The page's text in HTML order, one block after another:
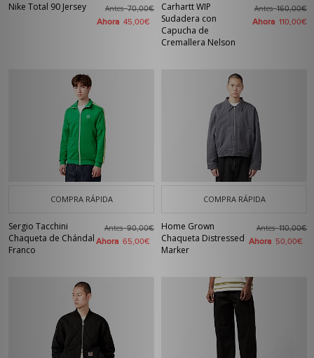
Nike Total 90 Jersey Antes70,00€
Ahora 45,00€
Carhartt WIP
Sudadera con
Capucha de
Cremallera Nelson
Antes160,00€
Ahora 110,00€
COMPRA RÁPIDA
Sergio Tacchini
Chaqueta de Chándal
Franco
Antes90,00€
Ahora 65,00€
COMPRA RÁPIDA
Home Grown
Chaqueta Distressed
Marker
Antes110,00€
Ahora 50,00€